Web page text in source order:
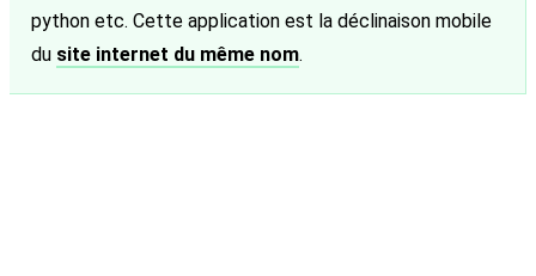
python etc. Cette application est la déclinaison mobile
du site internet du même nom.